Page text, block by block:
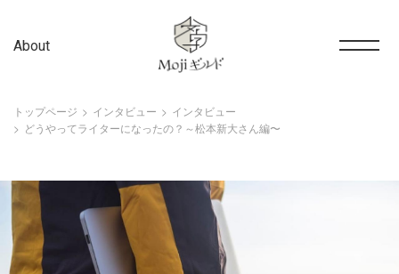
About
トップページ インタビュー
インタビュー
どうやってライターになったの？～松本新大さん編〜